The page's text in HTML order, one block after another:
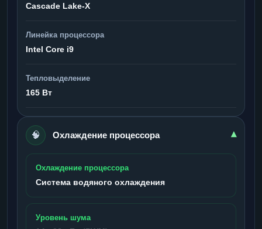
Cascade Lake-X
Линейка процессора
Intel Core i9
Тепловыделение
165 Вт
🧠 Охлаждение процессора ▾
Охлаждение процессора
Система водяного охлаждения
Уровень шума